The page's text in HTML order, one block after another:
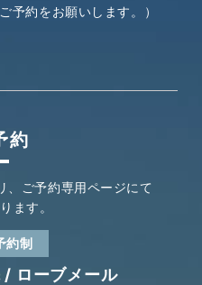
予約をお願いします。）
約
ご予約専用ページにて
ます。
約制
/ ローブメール